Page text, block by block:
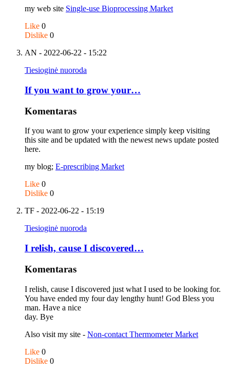
my web site Single-use Bioprocessing Market
Like 0
Dislike 0
AN - 2022-06-22 - 15:22
Tiesioginė nuoroda
If you want to grow your…
Komentaras
If you want to grow your experience simply keep visiting
this site and be updated with the newest news update posted
here.
my blog; E-prescribing Market
Like 0
Dislike 0
TF - 2022-06-22 - 15:19
Tiesioginė nuoroda
I relish, cause I discovered…
Komentaras
I relish, cause I discovered just what I used to be looking for.
You have ended my four day lengthy hunt! God Bless you
man. Have a nice
day. Bye
Also visit my site - Non-contact Thermometer Market
Like 0
Dislike 0